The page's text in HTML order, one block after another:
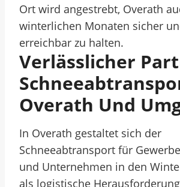
Ort wird angestrebt, Overath
winterlichen Monaten sicher
erreichbar zu halten.
Verlässlicher
Overath Und
In Overath gestaltet sich der
Schneeabtransport für
und Unternehmen in den
als logistische